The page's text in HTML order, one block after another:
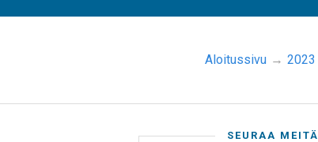
Aloitussivu → 2023
SEURAA MEITÄ